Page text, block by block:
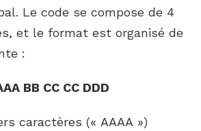
Le code se compose de 4
et le format est organisé de
:
BB CC CC DDD
caractères (« AAAA »)